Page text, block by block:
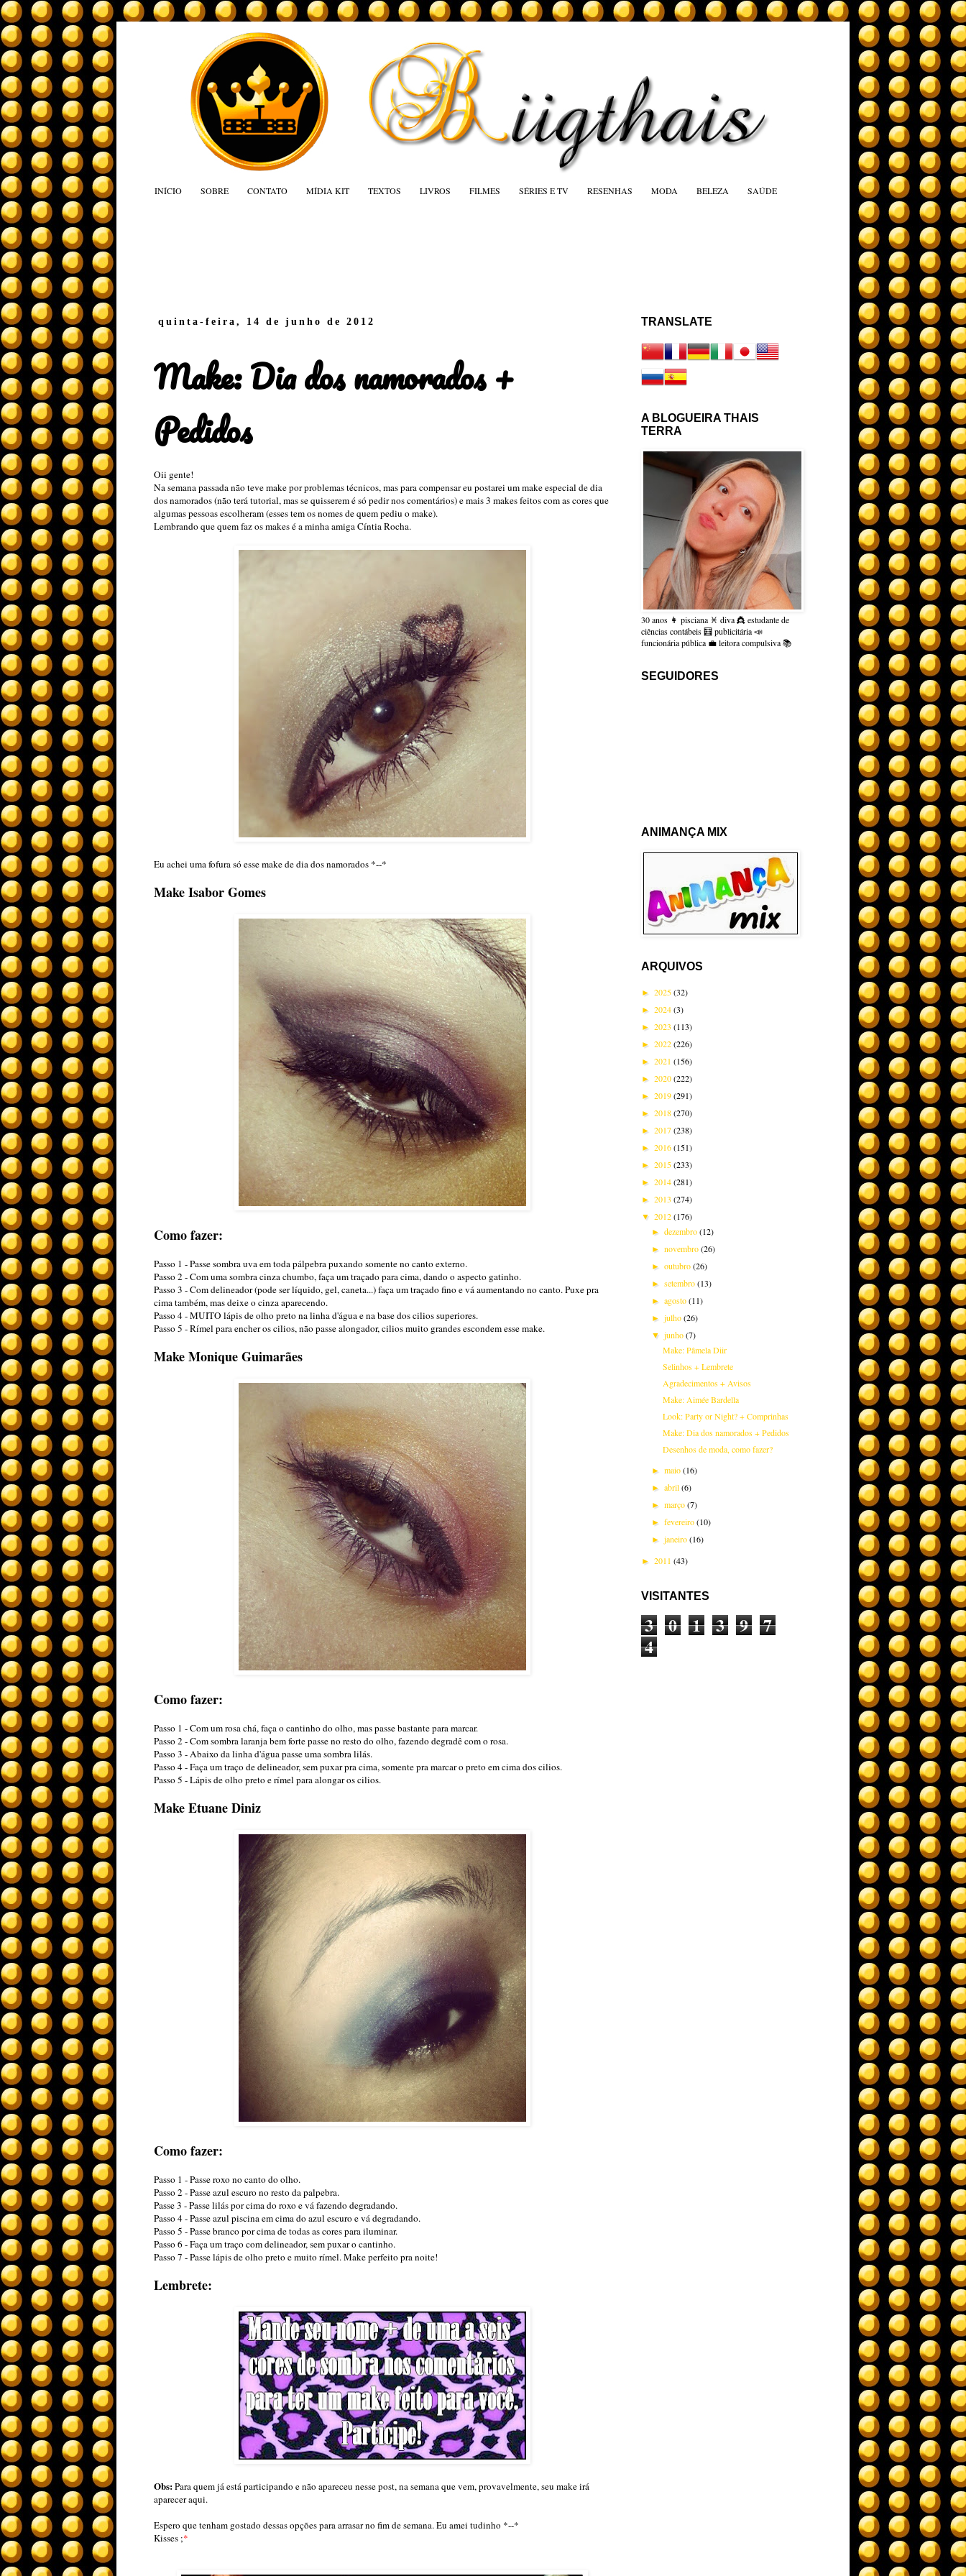
INÍCIO SOBRE CONTATO MÍDIA KIT TEXTOS LIVROS FILMES SÉRIES E TV RESENHAS MODA BELEZA SAÚDE
quinta-feira, 14 de junho de 2012
Make: Dia dos namorados +
Pedidos
Oii gente!
Na semana passada não teve make por problemas técnicos, mas para compensar eu postarei um make especial de dia
dos namorados (não terá tutorial, mas se quisserem é só pedir nos comentários) e mais 3 makes feitos com as cores que
algumas pessoas escolheram (esses tem os nomes de quem pediu o make).
Lembrando que quem faz os makes é a minha amiga Cíntia Rocha.
Eu achei uma fofura só esse make de dia dos namorados *--*
Make Isabor Gomes
Como fazer:
Passo 1 - Passe sombra uva em toda pálpebra puxando somente no canto externo.
Passo 2 - Com uma sombra cinza chumbo, faça um traçado para cima, dando o aspecto gatinho.
Passo 3 - Com delineador (pode ser líquido, gel, caneta...) faça um traçado fino e vá aumentando no canto. Puxe pra
cima também, mas deixe o cinza aparecendo.
Passo 4 - MUITO lápis de olho preto na linha d'água e na base dos cilios superiores.
Passo 5 - Rímel para encher os cilios, não passe alongador, cilios muito grandes escondem esse make.
Make Monique Guimarães
Como fazer:
Passo 1 - Com um rosa chá, faça o cantinho do olho, mas passe bastante para marcar.
Passo 2 - Com sombra laranja bem forte passe no resto do olho, fazendo degradê com o rosa.
Passo 3 - Abaixo da linha d'água passe uma sombra lilás.
Passo 4 - Faça um traço de delineador, sem puxar pra cima, somente pra marcar o preto em cima dos cilios.
Passo 5 - Lápis de olho preto e rímel para alongar os cilios.
Make Etuane Diniz
Como fazer:
Passo 1 - Passe roxo no canto do olho.
Passo 2 - Passe azul escuro no resto da palpebra.
Passe 3 - Passe lilás por cima do roxo e vá fazendo degradando.
Passo 4 - Passe azul piscina em cima do azul escuro e vá degradando.
Passo 5 - Passe branco por cima de todas as cores para iluminar.
Passo 6 - Faça um traço com delineador, sem puxar o cantinho.
Passo 7 - Passe lápis de olho preto e muito rímel. Make perfeito pra noite!
Lembrete:
Obs:Para quem já está participando e não apareceu nesse post, na semana que vem, provavelmente, seu make irá
aparecer aqui.
Espero que tenham gostado dessas opções para arrasar no fim de semana. Eu amei tudinho *--*
Kisses ;*
TRANSLATE
A BLOGUEIRA THAIS
TERRA
30 anos 👩 pisciana ♓ diva 👸 estudante de
ciências contábeis 🧮 publicitária 📣
funcionária pública 💼 leitora compulsiva 📚
SEGUIDORES
ANIMANÇA MIX
ARQUIVOS
► 2025(32)
► 2024(3)
► 2023 (113)
► 2022(226)
► 2021 (156)
► 2020(222)
► 2019(291)
► 2018(270)
► 2017(238)
► 2016(151)
► 2015(233)
► 2014(281)
► 2013 (274)
▼ 2012(176)
►dezembro(12)
►novembro(26)
►outubro(26)
►setembro(13)
►agosto(11)
►julho(26)
▼junho(7)
Make: Pâmela Diir
Selinhos + Lembrete
Agradecimentos + Avisos
Make: Aimée Bardella
Look: Party or Night? + Comprinhas
Make: Dia dos namorados + Pedidos
Desenhos de moda, como fazer?
►maio(16)
►abril(6)
►março(7)
►fevereiro(10)
►janeiro(16)
► 2011 (43)
VISITANTES
3 0 1 3 9 7
4